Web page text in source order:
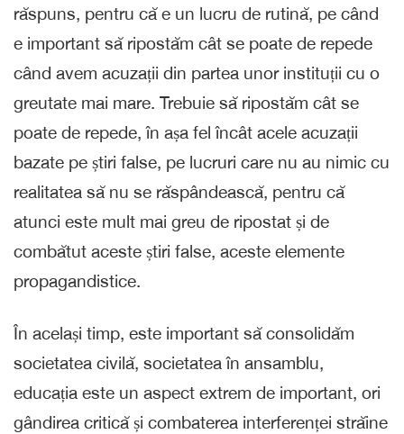
răspuns, pentru că e un lucru de rutină, pe când
e important să ripostăm cât se poate de repede
când avem acuzații din partea unor instituții cu o
greutate mai mare. Trebuie să ripostăm cât se
poate de repede, în așa fel încât acele acuzații
bazate pe știri false, pe lucruri care nu au nimic cu
realitatea să nu se răspândească, pentru că
atunci este mult mai greu de ripostat și de
combătut aceste știri false, aceste elemente
propagandistice.
În același timp, este important să consolidăm
societatea civilă, societatea în ansamblu,
educația este un aspect extrem de important, ori
gândirea critică și combaterea interferenței străine